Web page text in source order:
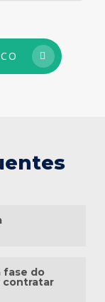
fase do
contratar